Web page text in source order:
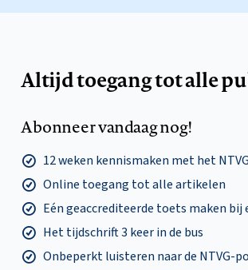
Altijd toegang tot alle
Abonneer vandaag nog!
12 weken kennismaken met het
Online toegang tot alle artikelen
Eén geaccrediteerde toets maken
Het tijdschrift 3 keer in de bus
Onbeperkt luisteren naar de NTVG-